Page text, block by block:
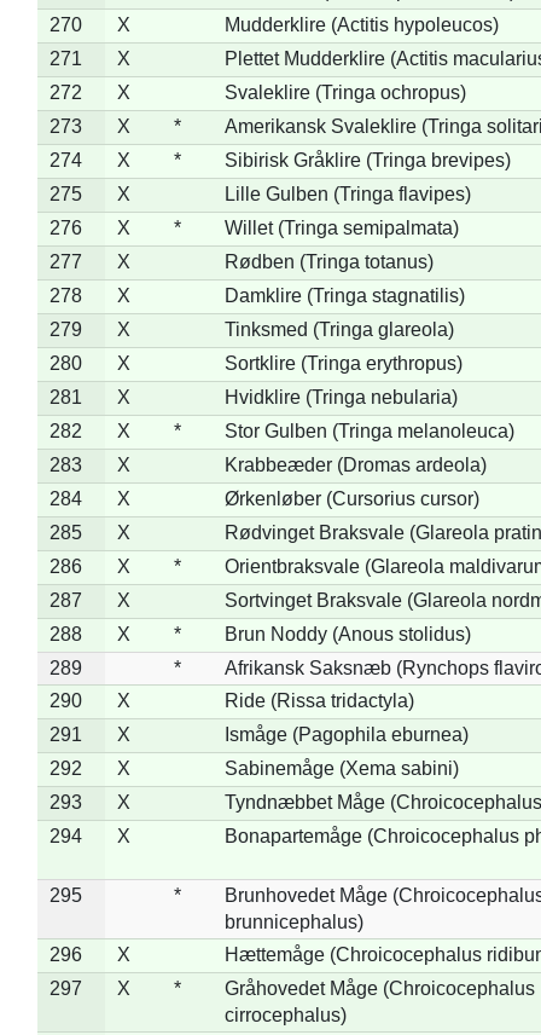
270
X
Mudderklire (Actitis hypoleucos)
271
X
Plettet Mudderklire (Actitis
272
X
Svaleklire (Tringa ochropus)
273
X *
Amerikansk Svaleklire (Tringa
274
X *
Sibirisk Gråklire (Tringa brevipes)
275
X
Lille Gulben (Tringa flavipes)
276
X *
Willet (Tringa semipalmata)
277
X
Rødben (Tringa totanus)
278
X
Damklire (Tringa stagnatilis)
279
X
Tinksmed (Tringa glareola)
280
X
Sortklire (Tringa erythropus)
281
X
Hvidklire (Tringa nebularia)
282
X *
Stor Gulben (Tringa melanoleuca)
283
X
Krabbeæder (Dromas ardeola)
284
X
Ørkenløber (Cursorius cursor)
285
X
Rødvinget Braksvale (Glareola
286
X *
Orientbraksvale (Glareola
287
X
Sortvinget Braksvale (Glareola
288
X *
Brun Noddy (Anous stolidus)
289
*
Afrikansk Saksnæb (Rynchops
290
X
Ride (Rissa tridactyla)
291
X
Ismåge (Pagophila eburnea)
292
X
Sabinemåge (Xema sabini)
293
X
Tyndnæbbet Måge
294
X Bonapartemåge (Chroicocephalus
295 *
Brunhovedet Måge
brunnicephalus)
296
X
Hættemåge (Chroicocephalus
297
X *
Gråhovedet Måge (Chroicocephalus
cirrocephalus)